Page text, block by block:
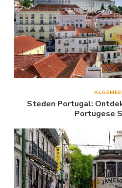
Steden Portugal:
Portugese